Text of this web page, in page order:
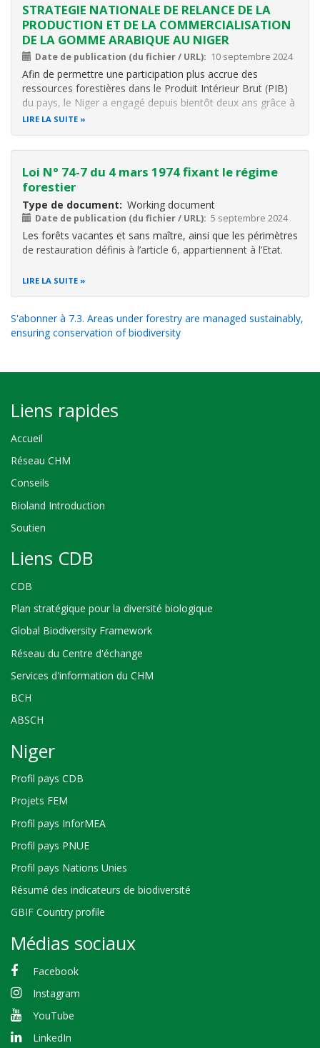
STRATEGIE NATIONALE DE RELANCE DE LA
PRODUCTION ET DE LA COMMERCIALISATION
DE LA GOMME ARABIQUE AU NIGER
Date de publication (du fichier / URL) 10 septembre 2024
Afin de permettre une participation plus accrue des
ressources forestières dans le Produit Intérieur Brut (PIB)
du pays, le Niger a engagé depuis bientôt deux ans grâce à
l'appui de la FAO, en partenariat avec la société civile, les
LIRE LA SUITE
Loi N° 74-7 du 4 mars 1974 fixant le régime
forestier
Type de document Working document
Date de publication (du fichier / URL) 5 septembre 2024
Les forêts vacantes et sans maître, ainsi que les périmètres
de restauration définis à l’article 6, appartiennent à l’Etat.
LIRE LA SUITE
S'abonner à 7.3. Areas under forestry are managed sustainably,
ensuring conservation of biodiversity
Liens rapides
Accueil
Réseau CHM
Conseils
Bioland Introduction
Soutien
Liens CDB
CDB
Plan stratégique pour la diversité biologique
Global Biodiversity Framework
Réseau du Centre d'échange
Services d'information du CHM
BCH
ABSCH
Niger
Profil pays CDB
Projets FEM
Profil pays InforMEA
Profil pays PNUE
Profil pays Nations Unies
Résumé des indicateurs de biodiversité
GBIF Country profile
Médias sociaux
Facebook
Instagram
YouTube
LinkedIn